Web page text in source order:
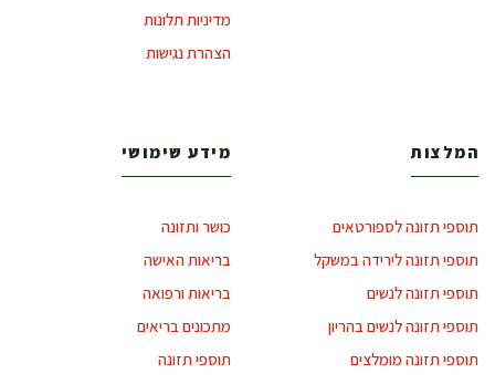
מדיניות תלונות
הצהרת נגישות
המלצות
תוספי תזונה לספורטאים
תוספי תזונה לירידה במשקל
תוספי תזונה לנשים
תוספי תזונה לנשים בהריון
תוספי תזונה מומלצים
מידע שימושי
כושר ותזונה
בריאות האישה
בריאות ורפואה
מתכונים בריאים
תוספי תזונה